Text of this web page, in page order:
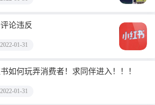
论违反
2022-01-31
如何玩弄消费者！求同伴进入！！！
2022-01-31